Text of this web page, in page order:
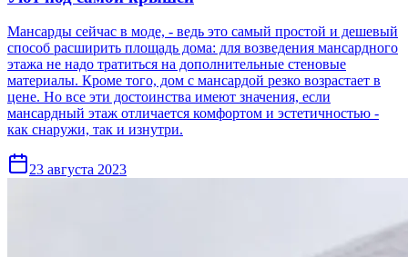
Мансарды сейчас в моде, - ведь это самый простой и дешевый
способ расширить площадь дома: для возведения мансардного
этажа не надо тратиться на дополнительные стеновые
материалы. Кроме того, дом с мансардой резко возрастает в
цене. Но все эти достоинства имеют значения, если
мансардный этаж отличается комфортом и эстетичностью -
как снаружи, так и изнутри.
23 августа 2023